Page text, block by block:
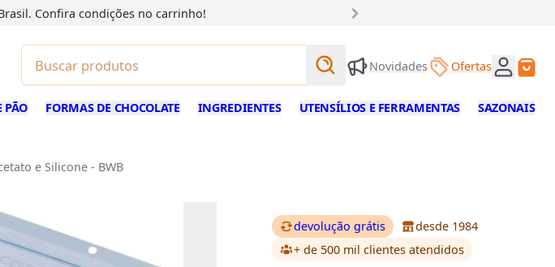
Confira condições no carrinho!
Buscar produtos
Buscar
Novidades Ofertas
PÃO FORMAS DE CHOCOLATE INGREDIENTES UTENSÍLIOS E FERRAMENTAS SAZONAIS
e Silicone - BWB
devolução grátis
desde 1984
+ de 500 mil clientes atendidos